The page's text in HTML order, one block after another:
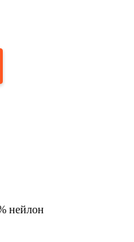
нейлон